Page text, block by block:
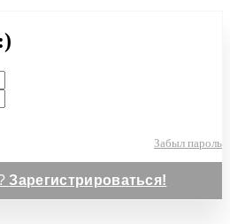
Забыл пароль
Зарегистрироваться!